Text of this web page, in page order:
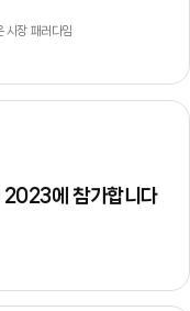
시장 패러다임
에 참가합니다